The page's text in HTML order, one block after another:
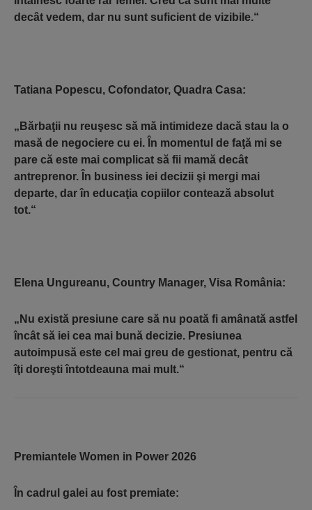
decât vedem, dar nu sunt suficient de vizibile.“
Tatiana Popescu, Cofondator, Quadra Casa:
„Bărbaţii nu reuşesc să mă intimideze dacă stau la o
masă de negociere cu ei. În momentul de faţă mi se
pare că este mai complicat să fii mamă decât
antreprenor. În business iei decizii şi mergi mai
departe, dar în educaţia copiilor contează absolut
tot.“
Elena Ungureanu, Country Manager, Visa România:
„Nu există presiune care să nu poată fi amânată astfel
încât să iei cea mai bună decizie. Presiunea
autoimpusă este cel mai greu de gestionat, pentru că
îţi doreşti întotdeauna mai mult.“
Premiantele Women in Power 2026
În cadrul galei au fost premiate: